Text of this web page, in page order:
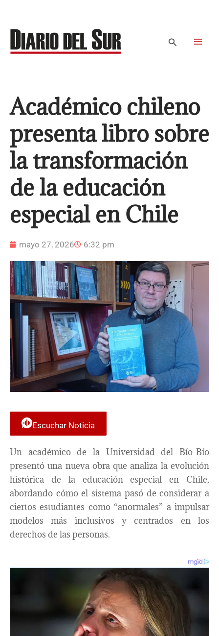
contenido
Buscar
Académico chileno
presenta libro sobre
la transformación
de la educación
especial en Chile
mayo 27, 2026 6:32 pm
Escuchar Noticia
Un académico de la Universidad del Bío-Bío
presentó una nueva obra que analiza la evolución
histórica de la educación especial en Chile,
abordando cómo el sistema pasó de considerar a
ciertos estudiantes como “anormales” a impulsar
modelos más inclusivos y centrados en los
derechos de las personas.